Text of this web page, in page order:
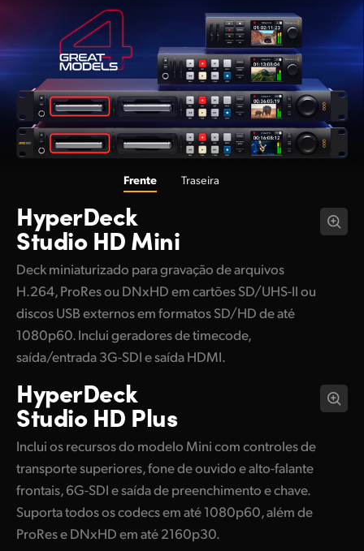
Frente Traseira
HyperDeck
Studio HD Mini
Deck miniaturizado para gravação de arquivos
H.264, ProRes ou DNxHD em cartões SD/UHS-II ou
discos USB externos em formatos SD/HD de até
1080p60. Inclui geradores de timecode,
saída/entrada 3G-SDI e saída HDMI.
HyperDeck
Studio HD Plus
Inclui os recursos do modelo Mini com controles de
transporte superiores, fone de ouvido e alto-falante
frontais, 6G-SDI e saída de preenchimento e chave.
Suporta todos os codecs em até 1080p60, além de
ProRes e DNxHD em até 2160p30.